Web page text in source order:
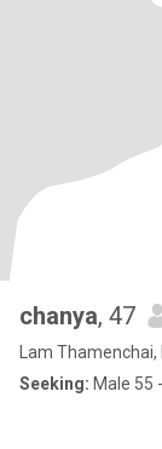
chanya, 47
Lam
Seeking: Male 55